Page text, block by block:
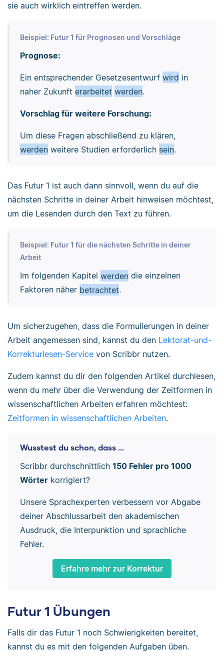
sie auch wirklich eintreffen werden.
Beispiel: Futur 1 für Prognosen und Vorschläge
Prognose:
Ein entsprechender Gesetzesentwurf wird in
naher Zukunft erarbeitet werden.
Vorschlag für weitere Forschung:
Um diese Fragen abschließend zu klären,
werdenweitere Studien erforderlich sein.
Das Futur 1 ist auch dann sinnvoll, wenn du auf die
nächsten Schritte in deiner Arbeit hinweisen möchtest,
um die Lesenden durch den Text zu führen.
Beispiel: Futur 1 für die nächsten Schritte in deiner
Arbeit
Im folgenden Kapitel werdendie einzelnen
Faktoren näher betrachtet.
Um sicherzugehen, dass die Formulierungen in deiner
Arbeit angemessen sind, kannst du den Lektorat-und-
Korrekturlesen-Service von Scribbr nutzen.
Zudem kannst du dir den folgenden Artikel durchlesen,
wenn du mehr über die Verwendung der Zeitformen in
wissenschaftlichen Arbeiten erfahren möchtest:
Zeitformen in wissenschaftlichen Arbeiten.
Wusstest du schon, dass ...
Scribbr durchschnittlich 150 Fehler pro 1000
Wörterkorrigiert?
Unsere Sprachexperten verbessern vor Abgabe
deiner Abschlussarbeit den akademischen
Ausdruck, die Interpunktion und sprachliche
Fehler.
Erfahre mehr zur Korrektur
Futur 1 Übungen
Falls dir das Futur 1 noch Schwierigkeiten bereitet,
kannst du es mit den folgenden Aufgaben üben.